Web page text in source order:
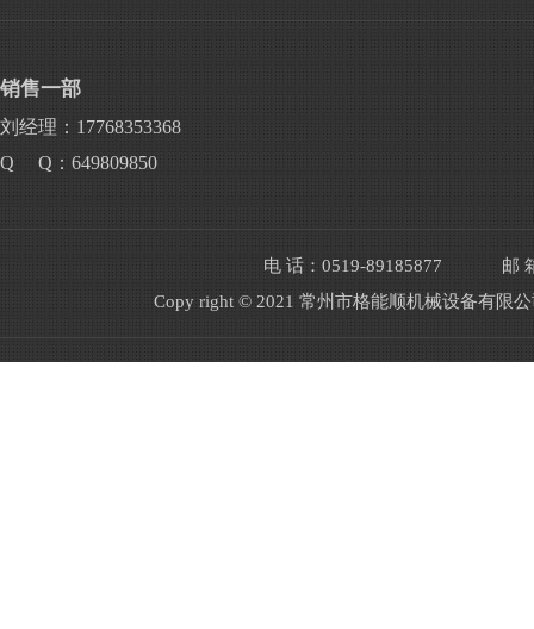
销售一部
刘经理：17768353368
Q Q：649809850
电 话：0519-89185877
邮
Copy right © 2021 常州市格能顺机械设备有限